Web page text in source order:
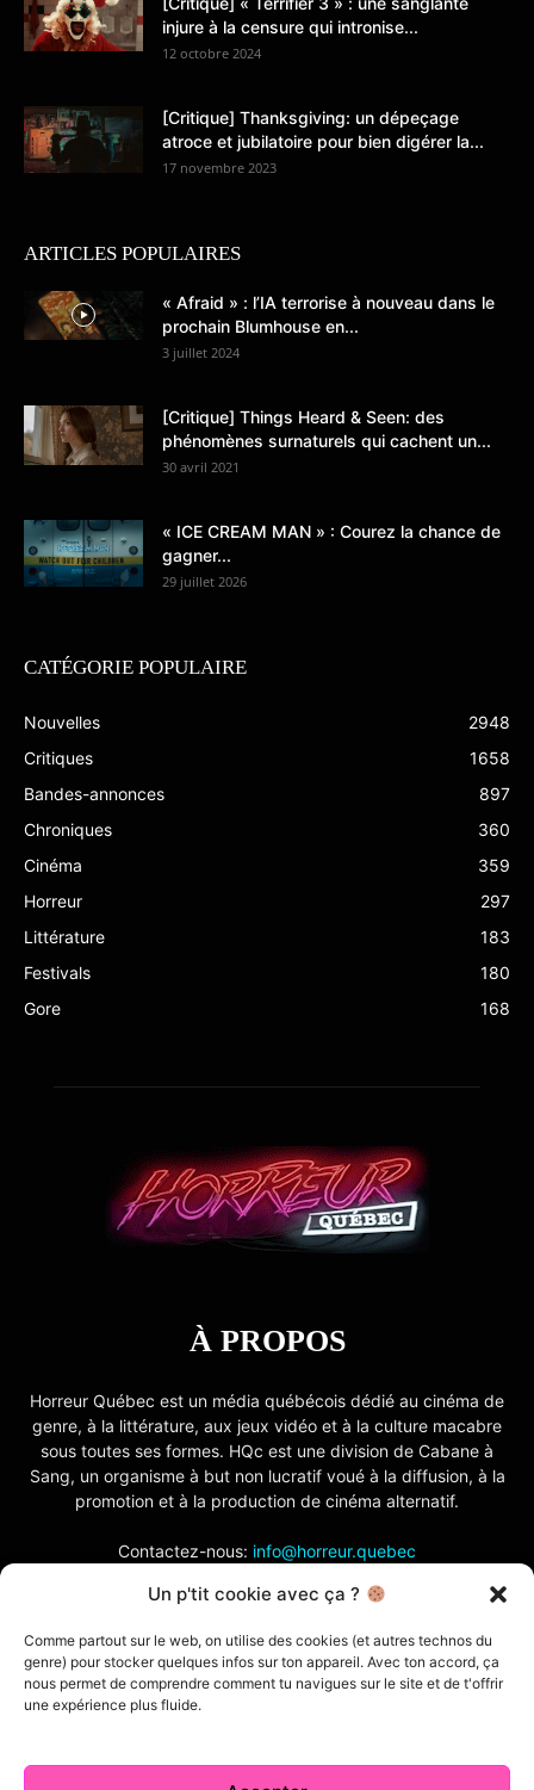
Un p'tit cookie avec ça ?
Comme partout sur le web, on utilise des cookies (et autres technos du
genre) pour stocker quelques infos sur ton appareil. Avec ton accord, ça
nous permet de comprendre comment tu navigues sur le site et de t'offrir
une expérience plus fluide.
injure à la censure qui intronise...
12 octobre 2024
[Critique] Thanksgiving: un dépeçage
atroce et jubilatoire pour bien digérer la...
17 novembre 2023
ARTICLES POPULAIRES
« Afraid » : l’IA terrorise à nouveau dans le
prochain Blumhouse en...
3 juillet 2024
[Critique] Things Heard & Seen: des
phénomènes surnaturels qui cachent un...
30 avril 2021
« ICE CREAM MAN » : Courez la chance de
gagner...
29 juillet 2026
CATÉGORIE POPULAIRE
Nouvelles
2948
Critiques
1658
Bandes-annonces
897
Chroniques
360
Cinéma
359
Horreur
297
Littérature
183
Festivals
180
Gore
168
À PROPOS
Horreur Québec est un média québécois dédié au cinéma de
genre, à la littérature, aux jeux vidéo et à la culture macabre
sous toutes ses formes. HQc est une division de Cabane à
Sang, un organisme à but non lucratif voué à la diffusion, à la
promotion et à la production de cinéma alternatif.
Contactez-nous: info@horreur.quebec
SUIVEZ NOUS